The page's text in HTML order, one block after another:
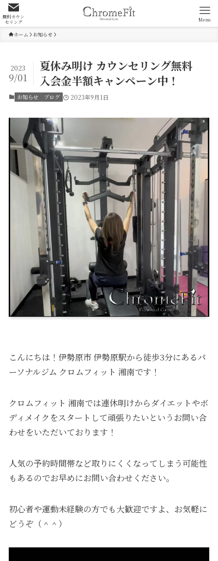
無料カウン
セリング Menu
ホーム お知らせ
夏休み明け カウンセリング無料
入会金半額キャンペーン中！
2023
9/01
お知らせ ブログ 2023年9月1日
こんにちは！伊勢原市 伊勢原駅から徒歩3分にあるパ
ーソナルジム クロムフィット 湘南です！
クロムフィット 湘南では連休明けからダイエットやボ
ディメイクをスタートして頑張りたいというお問い合
わせをいただいております！
人気の予約時間帯など取りにくくなってしまう可能性
もあるのでお早めにお問い合わせください。
初心者や運動未経験の方でも大歓迎ですよ、お気軽に
どうぞ（＾＾）